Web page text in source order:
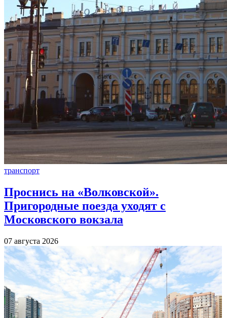
транспорт
Проснись на «Волковской».
Пригородные поезда уходят с
Московского вокзала
07 августа 2026